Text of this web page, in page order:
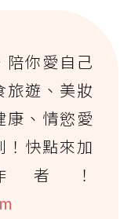
陪你愛自己
旅遊、美妝
康、情慾愛
！快點來加
者！